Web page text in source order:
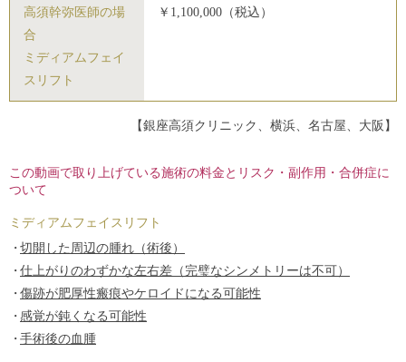
高須幹弥医師の場
合
ミディアムフェイ
スリフト
￥1,100,000（税込）
【銀座高須クリニック、横浜、名古屋、大阪】
この動画で取り上げている施術の料金とリスク・副作用・合併症に
ついて
ミディアムフェイスリフト
切開した周辺の腫れ（術後）
仕上がりのわずかな左右差（完璧なシンメトリーは不可）
傷跡が肥厚性瘢痕やケロイドになる可能性
感覚が鈍くなる可能性
手術後の血腫